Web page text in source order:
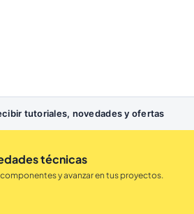
tutoriales, novedades y ofertas
técnicas
y avanzar en tus proyectos.